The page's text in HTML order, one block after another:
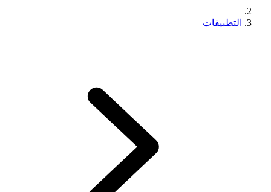
التطبيقات